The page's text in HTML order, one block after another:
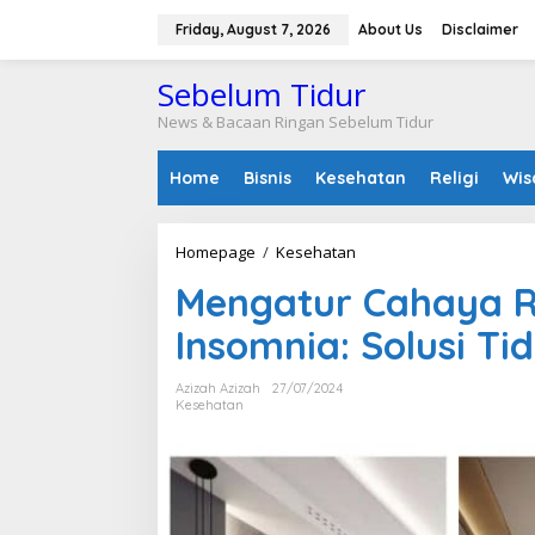
Friday, August 7, 2026 About Us Disclaimer
Sebelum Tidur
News & Bacaan Ringan Sebelum Tidur
Home Bisnis Kesehatan Religi
Homepage / Kesehatan
n
a
h
a
Mengatur Cahaya
Insomnia: Solusi
Azizah Azizah
27/07/2024
Kesehatan